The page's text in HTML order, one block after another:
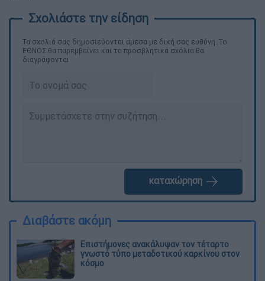
Τα σχολιά σας δημοσιεύονται άμεσα με δική σας ευθύνη. Το
ΕΘΝΟΣ θα παρεμβαίνει και τα προσβλητικά σχόλια θα
διαγράφονται
καταχώρηση
Διαβάστε ακόμη
Επιστήμονες ανακάλυψαν τον τέταρτο
γνωστό τύπο μεταδοτικού καρκίνου στον
κόσμο